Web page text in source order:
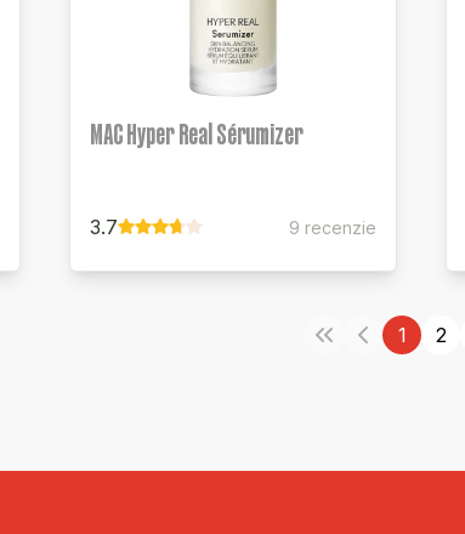
MAC Hyper Real Sérumizer
3.7 9 recenzie
1 2